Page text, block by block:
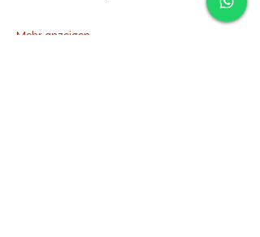
Mehr anzeigen